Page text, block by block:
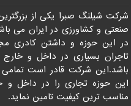
شرکت شیلنگ صبرا یکی از
صنعتی و کشاورزی در ایران می
در این حوزه و داشتن کادری
تاجران بسیاری در داخل و
باشد.این شرکت قادر است تمامی
این حوزه تجاری را در داخل و
مناسب ترین کیفیت تامین نماید.